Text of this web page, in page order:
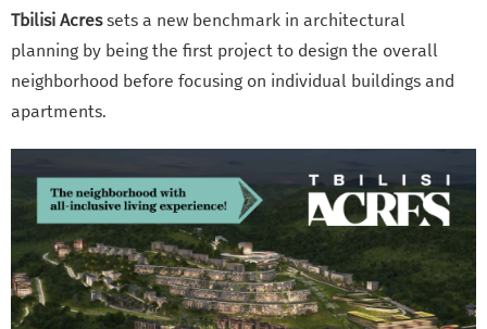
Tbilisi Acressets a new benchmark in architectural
planning by being the first project to design the overall
neighborhood before focusing on individual buildings and
apartments.